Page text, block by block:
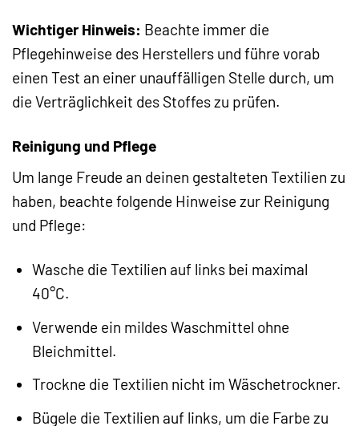
Wichtiger Hinweis: Beachte immer die
Pflegehinweise des Herstellers und führe vorab
einen Test an einer unauffälligen Stelle durch, um
die Verträglichkeit des Stoffes zu prüfen.
Reinigung und Pflege
Um lange Freude an deinen gestalteten Textilien zu
haben, beachte folgende Hinweise zur Reinigung
und Pflege:
Wasche die Textilien auf links bei maximal
40°C.
Verwende ein mildes Waschmittel ohne
Bleichmittel.
Trockne die Textilien nicht im Wäschetrockner.
Bügele die Textilien auf links, um die Farbe zu